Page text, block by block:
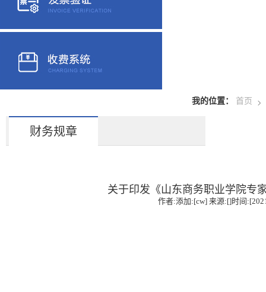
我的位置： 首页
财务规章
关于印发《山东商务职业学院专
作者:添加:[cw] 来源:[]时间